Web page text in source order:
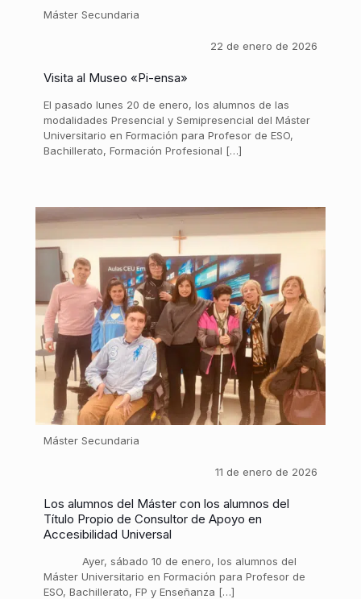
Máster Secundaria
22 de enero de 2026
Visita al Museo «Pi-ensa»
El pasado lunes 20 de enero, los alumnos de las
modalidades Presencial y Semipresencial del Máster
Universitario en Formación para Profesor de ESO,
Bachillerato, Formación Profesional […]
Máster Secundaria
11 de enero de 2026
Los alumnos del Máster con los alumnos del
Título Propio de Consultor de Apoyo en
Accesibilidad Universal
Ayer, sábado 10 de enero, los alumnos del
Máster Universitario en Formación para Profesor de
ESO, Bachillerato, FP y Enseñanza […]